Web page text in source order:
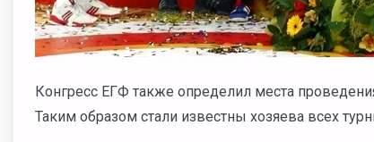
Конгресс ЕГФ также определил места
Таким образом стали известны хозяева всех